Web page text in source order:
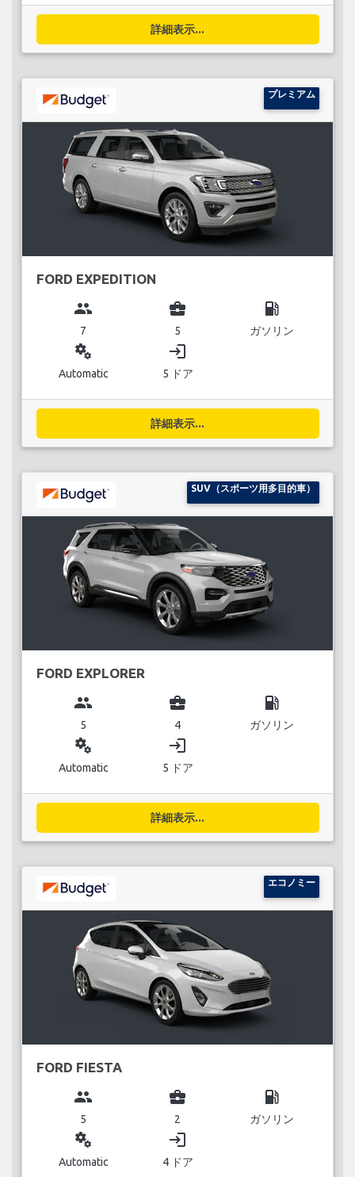
詳細表示...
プレミアム
FORD EXPEDITION
group
7
business_center
5
local_gas_station
ガソリン
miscellaneous_services
Automatic
login
5 ドア
詳細表示...
SUV（スポーツ用多目的車）
FORD EXPLORER
group
5
business_center
4
local_gas_station
ガソリン
miscellaneous_services
Automatic
login
5 ドア
詳細表示...
エコノミー
FORD FIESTA
group
5
business_center
2
local_gas_station
ガソリン
miscellaneous_services
Automatic
login
4 ドア